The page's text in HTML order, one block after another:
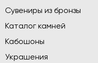
Сувениры из бронзы
Каталог камней
Кабошоны
Украшения